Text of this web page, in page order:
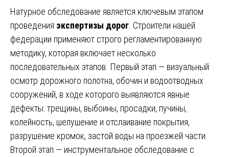
Натурное обследование является ключевым этапом
проведения экспертизы дорог . Строители нашей
федерации применяют строго регламентированную
методику, которая включает несколько
последовательных этапов. Первый этап — визуальный
осмотр дорожного полотна, обочин и водоотводных
сооружений, в ходе которого выявляются явные
дефекты: трещины, выбоины, просадки, пучины,
колейность, шелушение и отслаивание покрытия,
разрушение кромок, застой воды на проезжей части.
Второй этап — инструментальное обследование с